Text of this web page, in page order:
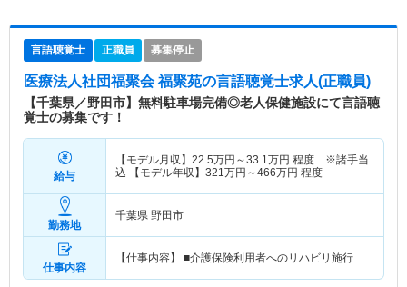
言語聴覚士 正職員 募集停止
医療法人社団福聚会 福聚苑の言語聴覚士求人(正職員)
【千葉県／野田市】無料駐車場完備◎老人保健施設にて言語聴
覚士の募集です！
給与
【モデル月収】 22.5万円～33.1万円 程度 ※諸手当
込 【モデル年収】 321万円～466万円 程度
勤務地
千葉県 野田市
仕事内容
【仕事内容】 ■介護保険利用者へのリハビリ施行